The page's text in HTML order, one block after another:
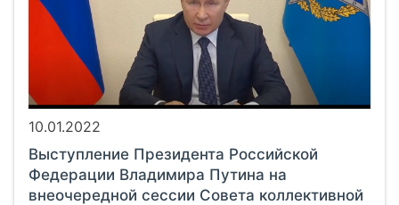
10.01.2022
Выступление Президента Российской
Федерации Владимира Путина на
внеочередной сессии Совета коллективной